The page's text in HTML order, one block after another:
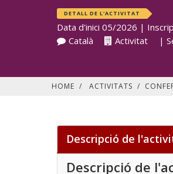
DETALL DE L'ACTIVITAT
Data d'inici 05/2026 |
Català
Activitat |
HOME / ACTIVITATS /
Descripció de
Descripció de